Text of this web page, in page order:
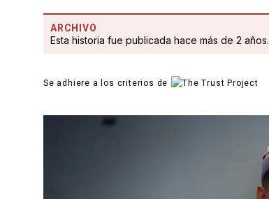
ARCHIVO
Esta historia fue publicada hace más de 2 años.
Se adhiere a los criterios de